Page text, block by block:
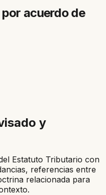
acuerdo de
y
Estatuto Tributario con
referencias entre
relacionada para